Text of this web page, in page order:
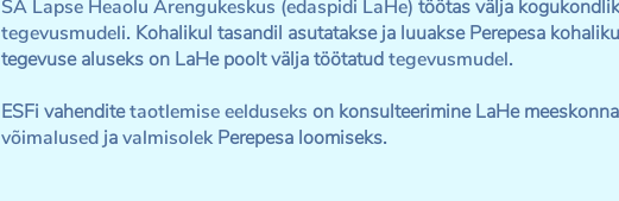
SA Lapse Heaolu Arengukeskus (edaspidi LaHe) töötas välja
tegevusmudeli. Kohalikul tasandil asutatakse ja luuakse Perepesa
tegevuse aluseks on LaHe poolt välja töötatudtegevusmudel.
ESFi vahenditetaotlemise eelduseks on konsulteerimine LaHe
võimalused javalmisolek Perepesa loomiseks.